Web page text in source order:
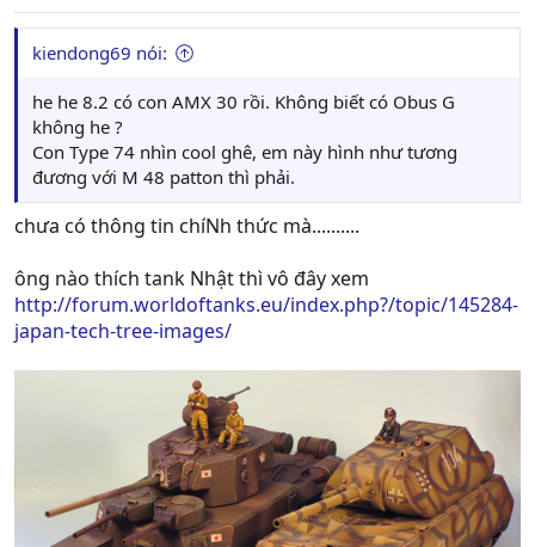
kiendong69 nói:
he he 8.2 có con AMX 30 rồi. Không biết có Obus G
không he ?
Con Type 74 nhìn cool ghê, em này hình như tương
đương với M 48 patton thì phải.
chưa có thông tin chíNh thức mà..........
ông nào thích tank Nhật thì vô đây xem
http://forum.worldoftanks.eu/index.php?/topic/145284-
japan-tech-tree-images/